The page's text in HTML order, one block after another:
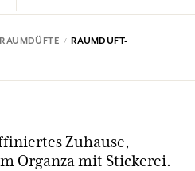
RAUMDÜFTE
RAUMDUFT-
Zuhause,
Organza mit Stickerei.